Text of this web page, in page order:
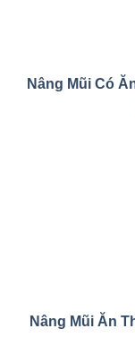
Nâng Mũi Có
Nâng Mũi Ăn